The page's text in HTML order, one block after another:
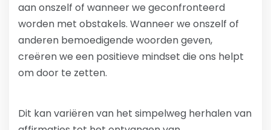
aan onszelf of wanneer we geconfronteerd
worden met obstakels. Wanneer we onszelf of
anderen bemoedigende woorden geven,
creëren we een positieve mindset die ons helpt
om door te zetten.
Dit kan variëren van het simpelweg herhalen van